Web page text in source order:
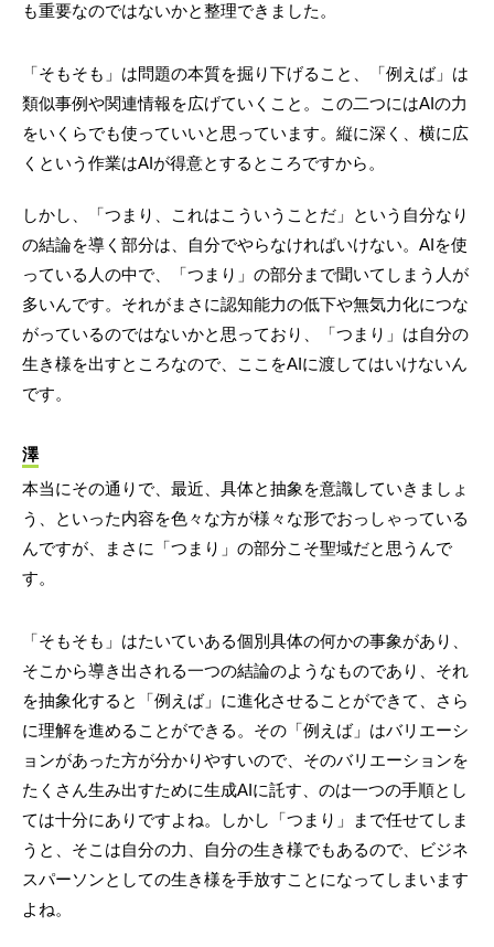
も重要なのではないかと整理できました。
「そもそも」は問題の本質を掘り下げること、「例えば」は
類似事例や関連情報を広げていくこと。この二つにはAIの力
をいくらでも使っていいと思っています。縦に深く、横に広
くという作業はAIが得意とするところですから。
しかし、「つまり、これはこういうことだ」という自分なり
の結論を導く部分は、自分でやらなければいけない。AIを使
っている人の中で、「つまり」の部分まで聞いてしまう人が
多いんです。それがまさに認知能力の低下や無気力化につな
がっているのではないかと思っており、「つまり」は自分の
生き様を出すところなので、ここをAIに渡してはいけないん
です。
澤
本当にその通りで、最近、具体と抽象を意識していきましょ
う、といった内容を色々な方が様々な形でおっしゃっている
んですが、まさに「つまり」の部分こそ聖域だと思うんで
す。
「そもそも」はたいていある個別具体の何かの事象があり、
そこから導き出される一つの結論のようなものであり、それ
を抽象化すると「例えば」に進化させることができて、さら
に理解を進めることができる。その「例えば」はバリエーシ
ョンがあった方が分かりやすいので、そのバリエーションを
たくさん生み出すために生成AIに託す、のは一つの手順とし
ては十分にありですよね。しかし「つまり」まで任せてしま
うと、そこは自分の力、自分の生き様でもあるので、ビジネ
スパーソンとしての生き様を手放すことになってしまいます
よね。